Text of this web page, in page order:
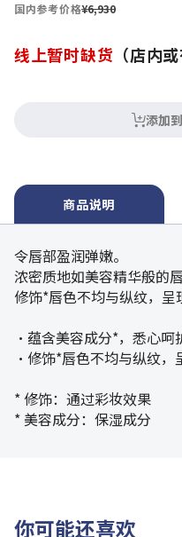
国内参考价格¥6,930
线上暂时缺货 （店内或
添加
商品说明
令唇部盈润弹嫩。
浓密质地如美容精华般的
修饰*唇色不均与纵纹，呈
・蕴含美容成分*，悉心呵
・修饰*唇色不均与纵纹，
* 修饰：通过彩妆效果
* 美容成分：保湿成分
你可能还喜欢